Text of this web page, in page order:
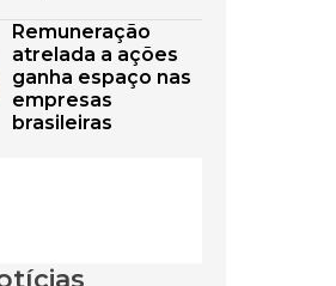
Remuneração
atrelada a ações
ganha espaço nas
empresas
brasileiras